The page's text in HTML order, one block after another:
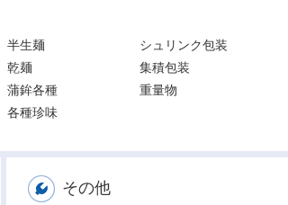
半生麺
乾麺
蒲鉾各種
各種珍味
シュリンク包装
集積包装
重量物
その他